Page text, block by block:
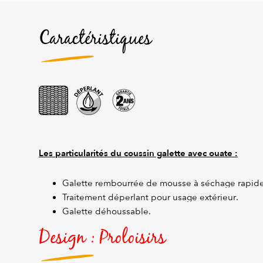
Caractéristiques
Les particularités du coussin galette avec ouate :
Galette rembourrée de mousse à séchage
Traitement déperlant pour usage extérieur.
Galette déhoussable.
Design : Proloisirs